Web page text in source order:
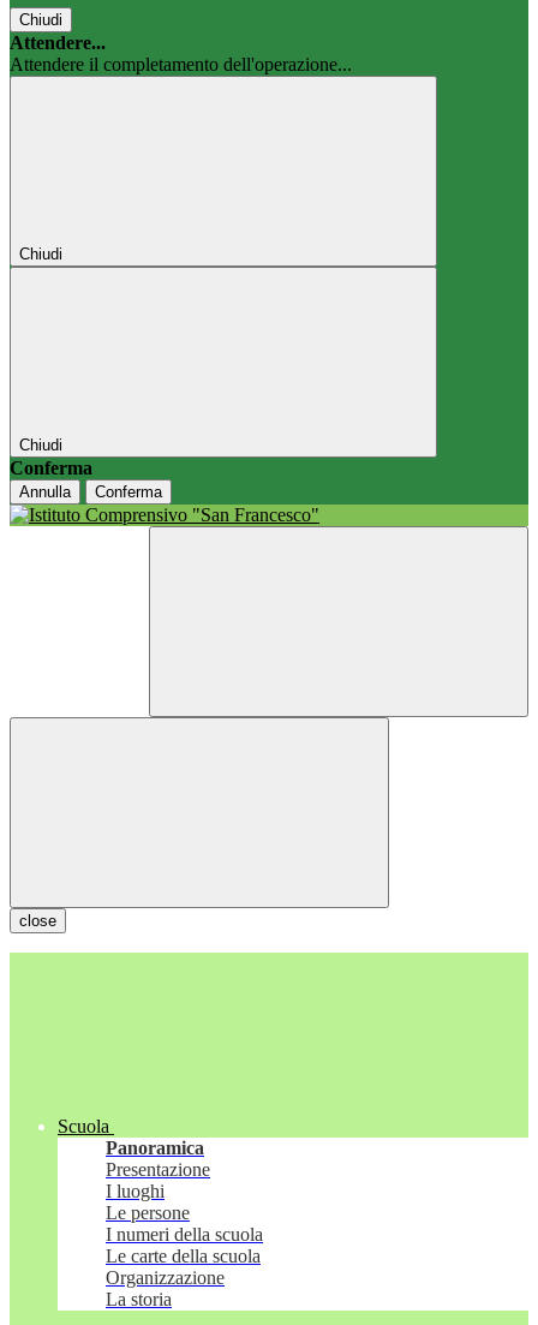
Chiudi
Attendere...
Attendere il completamento dell'operazione...
Chiudi
Chiudi
Conferma
Annulla Conferma
close
Scuola
Panoramica
Presentazione
I luoghi
Le persone
I numeri della scuola
Le carte della scuola
Organizzazione
La storia